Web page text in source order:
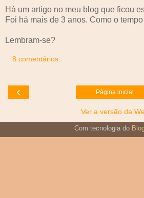
Há um artigo no meu blog que ficou
Foi há mais de 3 anos. Como o
Lembram-se?
8 comentários:
‹ Página inicial
Ver a versão da
Com tecnologia do